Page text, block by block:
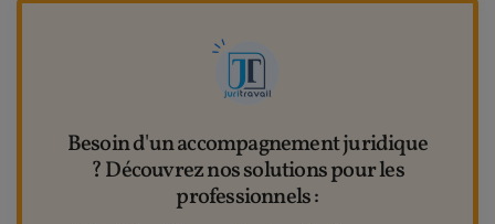
Besoin d'un accompagnement juridique
? Découvrez nos solutions pour les
professionnels :